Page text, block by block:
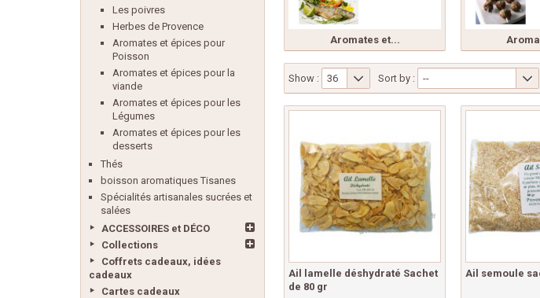
Les poivres
Herbes de Provence
Aromates et épices pour
Poisson
Aromates et épices pour la
viande
Aromates et épices pour les
Légumes
Aromates et épices pour les
desserts
Thés
boisson aromatiques Tisanes
Spécialités artisanales sucrées et
salées
ACCESSOIRES et DÉCO
Collections
Coffrets cadeaux, idées
cadeaux
Cartes cadeaux
Aromates et...
Show : 36 Sort by : --
Ail lamelle déshydraté Sachet
de 80 gr
Ail semoule